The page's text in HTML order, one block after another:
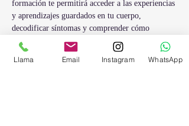
formación te permitirá acceder a las experiencias
y aprendizajes guardados en tu cuerpo,
decodificar síntomas y comprender cómo
optimizar tu vitalidad y bienestar.
¿Qué Aprenderás en Esta Formación?
- Técnicas de Acceso a Memorias Celulares:
Llama Email Instagram WhatsApp